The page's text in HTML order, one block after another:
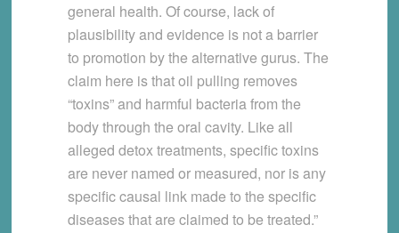
general health. Of course, lack of
plausibility and evidence is not a barrier
to promotion by the alternative gurus. The
claim here is that oil pulling removes
“toxins” and harmful bacteria from the
body through the oral cavity. Like all
alleged detox treatments, specific toxins
are never named or measured, nor is any
specific causal link made to the specific
diseases that are claimed to be treated.”